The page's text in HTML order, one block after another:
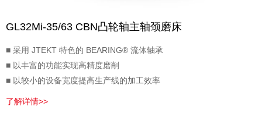
GL32Mi-35/63 CBN凸轮轴主轴颈磨床
■ 采用 JTEKT 特色的 BEARING® 流体轴承
■ 以丰富的功能实现高精度磨削
■ 以较小的设备宽度提高生产线的加工效率
了解详情>>